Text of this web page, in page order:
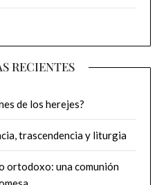
RECIENTES
de los herejes?
trascendencia y liturgia
ortodoxo: una comunión